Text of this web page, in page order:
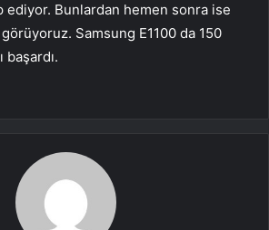
ediyor. Bunlardan hemen sonra ise
görüyoruz. Samsung E1100 da 150
başardı.